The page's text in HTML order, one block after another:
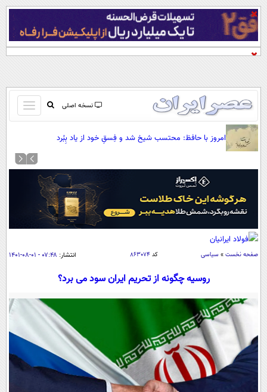
نسخه اصلی
باز
و
کردن
منو
صفحه اول
آب و هوا
سواد زندگی
سیاسی
حوادث
سلامت
بین الملل
سیاست خارجی
فرهنگ و هنر
امروز با حافظ: محتسب شیخ شد و فِسقِ خود از یاد بِبُرد
صفحه نخست » سیاسی کد ۸۶۳۰۷۴ انتشار: ۰۷:۴۸ - ۰۱-۰۸-۱۴۰۱
روسیه چگونه از تحریم ایران سود می برد؟